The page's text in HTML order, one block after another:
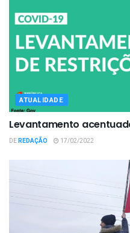
ATUALIDADE
Levantamento
DEREDAÇÃO 17/02/2022